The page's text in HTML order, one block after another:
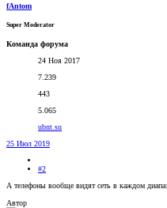
fAntom
Super Moderator
Команда форума
24 Ноя 2017
7.239
443
5.065
ubnt.su
25 Июл 2019
#2
А телефоны вообще видят сеть в каждом
Автор